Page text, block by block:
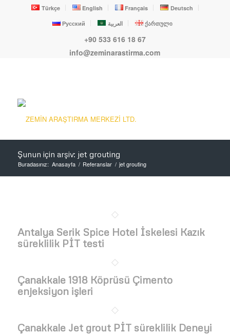
Türkçe English Français
Deutsch
Русский
العربية ქართული
+90 533 616 18 67
info@zeminarastirma.com
Şunun için arşiv: jet grouting
Buradasınız: Anasayfa / Referanslar / jet grouting
Antalya Serik Spice Hotel İskelesi Kazık
süreklilik PİT testi
Çanakkale 1918 Köprüsü Çimento
enjeksiyon işleri
Çanakkale Jet grout PİT süreklilik Deneyi